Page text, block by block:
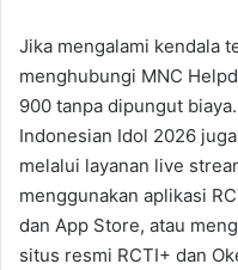
Jika mengalami kendala
menghubungi MNC
900 tanpa dipungut
Indonesian Idol 2026
melalui layanan live
menggunakan aplikasi
dan App Store, atau
situs resmi RCTI+ dan